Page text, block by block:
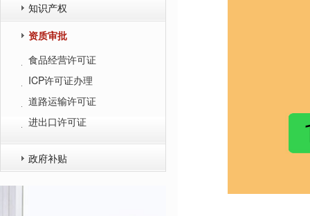
知识产权
资质审批
食品经营许可证
ICP许可证办理
道路运输许可证
进出口许可证
政府补贴